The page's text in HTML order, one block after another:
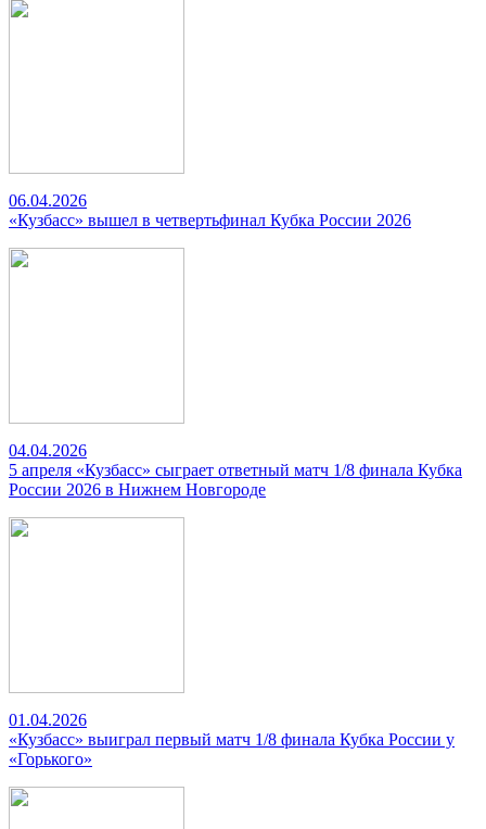
06.04.2026
«Кузбасс» вышел в четвертьфинал Кубка России 2026
04.04.2026
5 апреля «Кузбасс» сыграет ответный матч 1/8 финала Кубка
России 2026 в Нижнем Новгороде
01.04.2026
«Кузбасс» выиграл первый матч 1/8 финала Кубка России у
«Горького»